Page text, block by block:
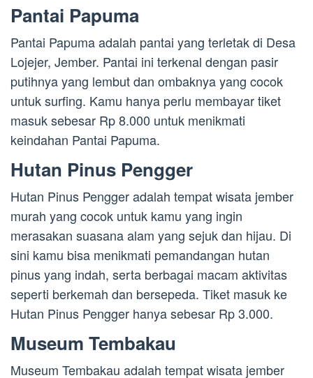
Pantai Papuma
Pantai Papuma adalah pantai yang terletak di Desa
Lojejer, Jember. Pantai ini terkenal dengan pasir
putihnya yang lembut dan ombaknya yang cocok
untuk surfing. Kamu hanya perlu membayar tiket
masuk sebesar Rp 8.000 untuk menikmati
keindahan Pantai Papuma.
Hutan Pinus Pengger
Hutan Pinus Pengger adalah tempat wisata jember
murah yang cocok untuk kamu yang ingin
merasakan suasana alam yang sejuk dan hijau. Di
sini kamu bisa menikmati pemandangan hutan
pinus yang indah, serta berbagai macam aktivitas
seperti berkemah dan bersepeda. Tiket masuk ke
Hutan Pinus Pengger hanya sebesar Rp 3.000.
Museum Tembakau
Museum Tembakau adalah tempat wisata jember